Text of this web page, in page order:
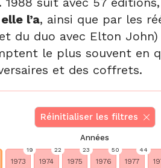
l’a, ainsi que par les
et du duo avec Elton
le plus souvent en
et des coffrets.
Réinitialiser les filtres
Années
19
1973
22
1974
23
1975
50
1976
44
1977